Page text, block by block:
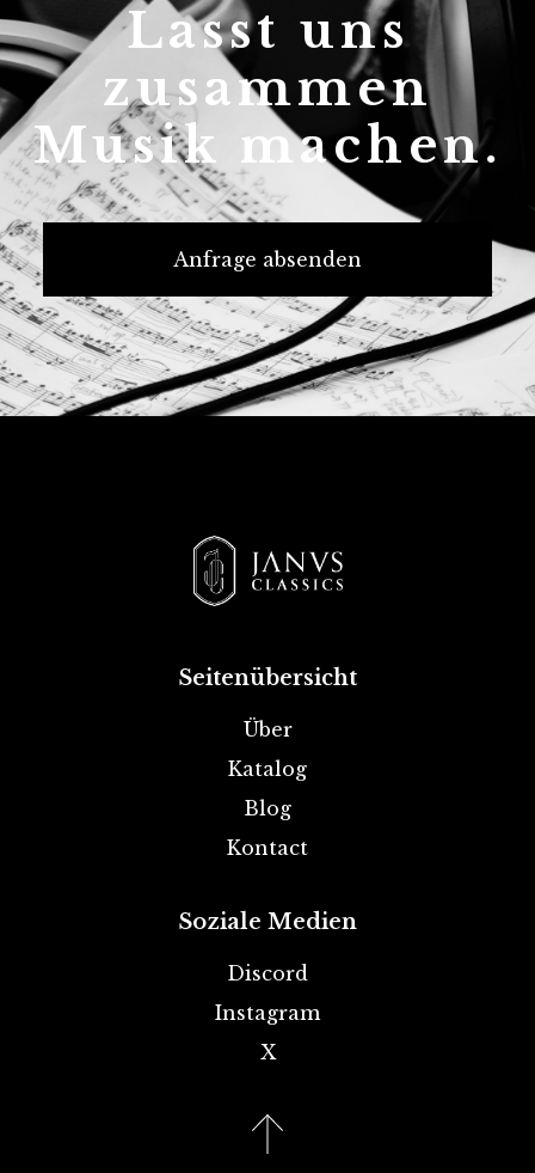
Lasst uns
zusammen
Musik machen.
Anfrage absenden
Seitenübersicht
Über
Katalog
Blog
Kontact
Soziale Medien
Discord
Instagram
X